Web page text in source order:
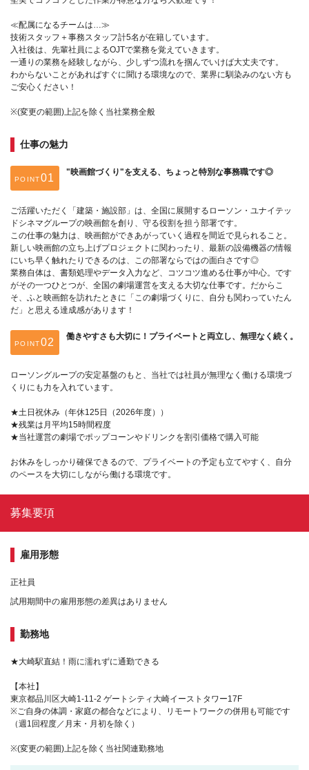
≪配属になるチームは…≫
技術スタッフ＋事務スタッフ計5名が在籍しています。
入社後は、先輩社員によるOJTで業務を覚えていきます。
一通りの業務を経験しながら、少しずつ流れを掴んでいけば大丈夫です。
わからないことがあればすぐに聞ける環境なので、業界に馴染みのない方も
ご安心ください！
※(変更の範囲)上記を除く当社業務全般
仕事の魅力
POINT
"映画館づくり"を支える、ちょっと特別な事務職です◎
ご活躍いただく「建築・施設部」は、全国に展開するローソン・ユナイテッ
ドシネマグループの映画館を創り、守る役割を担う部署です。
この仕事の魅力は、映画館ができあがっていく過程を間近で見られること。
新しい映画館の立ち上げプロジェクトに関わったり、最新の設備機器の情報
にいち早く触れたりできるのは、この部署ならではの面白さです◎
業務自体は、書類処理やデータ入力など、コツコツ進める仕事が中心。です
がその一つひとつが、全国の劇場運営を支える大切な仕事です。だからこ
そ、ふと映画館を訪れたときに「この劇場づくりに、自分も関わっていたん
だ」と思える達成感があります！
POINT
働きやすさも大切に！プライベートと両立し、無理なく続く。
ローソングループの安定基盤のもと、当社では社員が無理なく働ける環境づ
くりにも力を入れています。
★土日祝休み（年休125日（2026年度））
★残業は月平均15時間程度
★当社運営の劇場でポップコーンやドリンクを割引価格で購入可能
お休みをしっかり確保できるので、プライベートの予定も立てやすく、自分
のペースを大切にしながら働ける環境です。
募集要項
雇用形態
正社員
試用期間中の雇用形態の差異はありません
勤務地
★大崎駅直結！雨に濡れずに通勤できる
【本社】
東京都品川区大崎1-11-2 ゲートシティ大崎イーストタワー17F
※ご自身の体調・家庭の都合などにより、リモートワークの併用も可能です
（週1回程度／月末・月初を除く）
※(変更の範囲)上記を除く当社関連勤務地